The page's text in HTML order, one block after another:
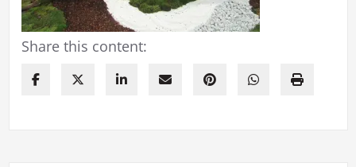
Share this content: